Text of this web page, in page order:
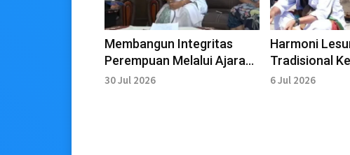
Membangun Integritas
Perempuan Melalui Ajaran
Leluhur Dasa Daya Waluya
30 Jul 2026
Harmoni
Tradisional
Gondang
6 Jul 2026